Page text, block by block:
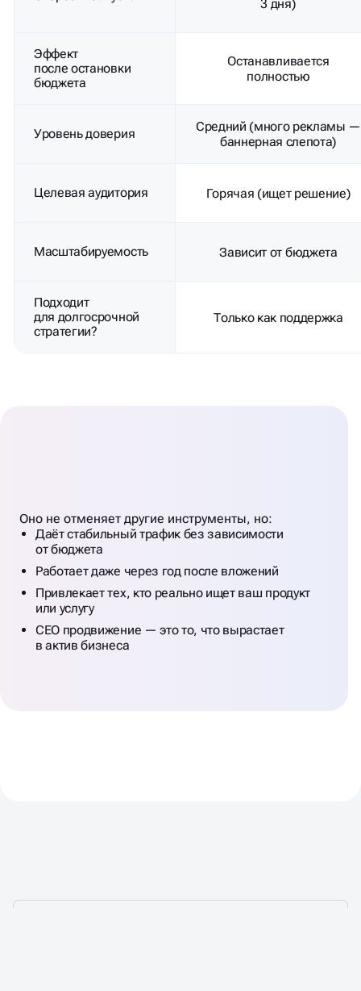
3 дня)
Эффект
после остановки
бюджета
Останавливается
полностью
Уровень доверия
Средний (много рекламы —
баннерная слепота)
Целевая аудитория Горячая (ищет решение)
Масштабируемость Зависит от бюджета
Подходит
для долгосрочной
стратегии?
Только как поддержка
ДЛЯ БИЗНЕСА
Оно не отменяет другие инструменты, но:
Даёт стабильный трафик без зависимости
от бюджета
Работает даже через год после вложений
Привлекает тех, кто реально ищет ваш продукт
или услугу
СЕО продвижение — это то, что вырастает
в актив бизнеса